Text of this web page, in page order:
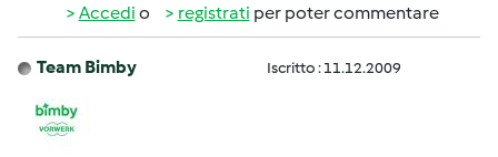
Accedi o registrati per poter commentare
Team Bimby Iscritto : 11.12.2009